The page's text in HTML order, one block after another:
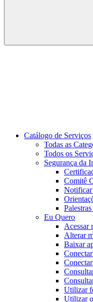
Catálogo de Serviços
Todas as
Todos os
Segurança da
Comitê
Notificar
Eu Quero
Acessar
Alterar
Baixar
Utilizar
Utilizar